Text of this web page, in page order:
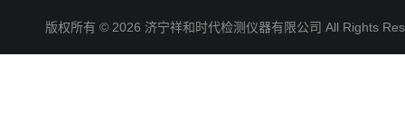
版权所有 © 2026 济宁祥和时代检测仪器有限公司 All Rights